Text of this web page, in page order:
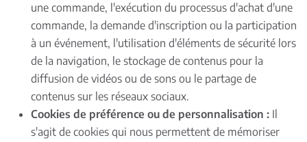
une commande, l'exécution du processus d'achat d'une
commande, la demande d'inscription ou la participation
à un événement, l'utilisation d'éléments de sécurité lors
de la navigation, le stockage de contenus pour la
diffusion de vidéos ou de sons ou le partage de
contenus sur les réseaux sociaux.
Cookies de préférence ou de personnalisation : Il
s'agit de cookies qui nous permettent de mémoriser